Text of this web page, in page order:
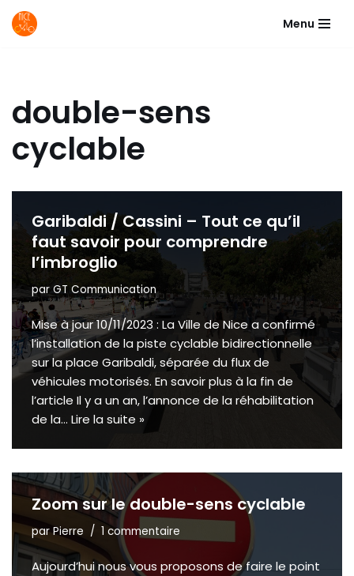
Menu
double-sens
cyclable
Garibaldi / Cassini – Tout ce qu’il
faut savoir pour comprendre
l’imbroglio
par GT Communication
Mise à jour 10/11/2023 : La Ville de Nice a confirmé
l’installation de la piste cyclable bidirectionnelle
sur la place Garibaldi, séparée du flux de
véhicules motorisés. En savoir plus à la fin de
l’article Il y a un an, l’annonce de la réhabilitation
de la… Lire la suite »
Zoom sur le double-sens cyclable
parPierre 1 commentaire
Aujourd’hui nous vous proposons de faire le point